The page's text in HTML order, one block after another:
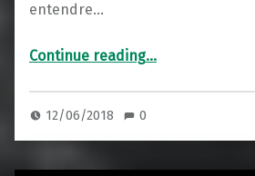
entendre…
Continue reading…
12/06/2018 0